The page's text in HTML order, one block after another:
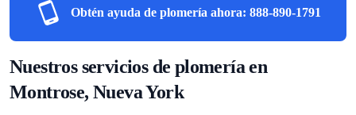
Obtén ayuda de plomería ahora: 888-890-1791
Nuestros servicios de plomería en
Montrose, Nueva York